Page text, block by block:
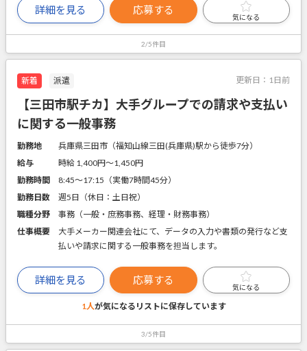
詳細を見る 応募する
気になる
2/5件目
新着 派遣 更新日： 1日前
【三田市駅チカ】大手グループでの請求や支払い
に関する一般事務
勤務地
兵庫県三田市（福知山線三田(兵庫県)駅から徒歩7分）
給与
時給 1,400円〜1,450円
勤務時間
8:45～17:15（実働7時間45分）
勤務日数
週5日（休日：土日祝）
職種分野
事務（一般・庶務事務、経理・財務事務）
仕事概要
大手メーカー関連会社にて、データの入力や書類の発行など支
払いや請求に関する一般事務を担当します。
詳細を見る 応募する
気になる
1人が気になるリストに保存しています
3/5件目